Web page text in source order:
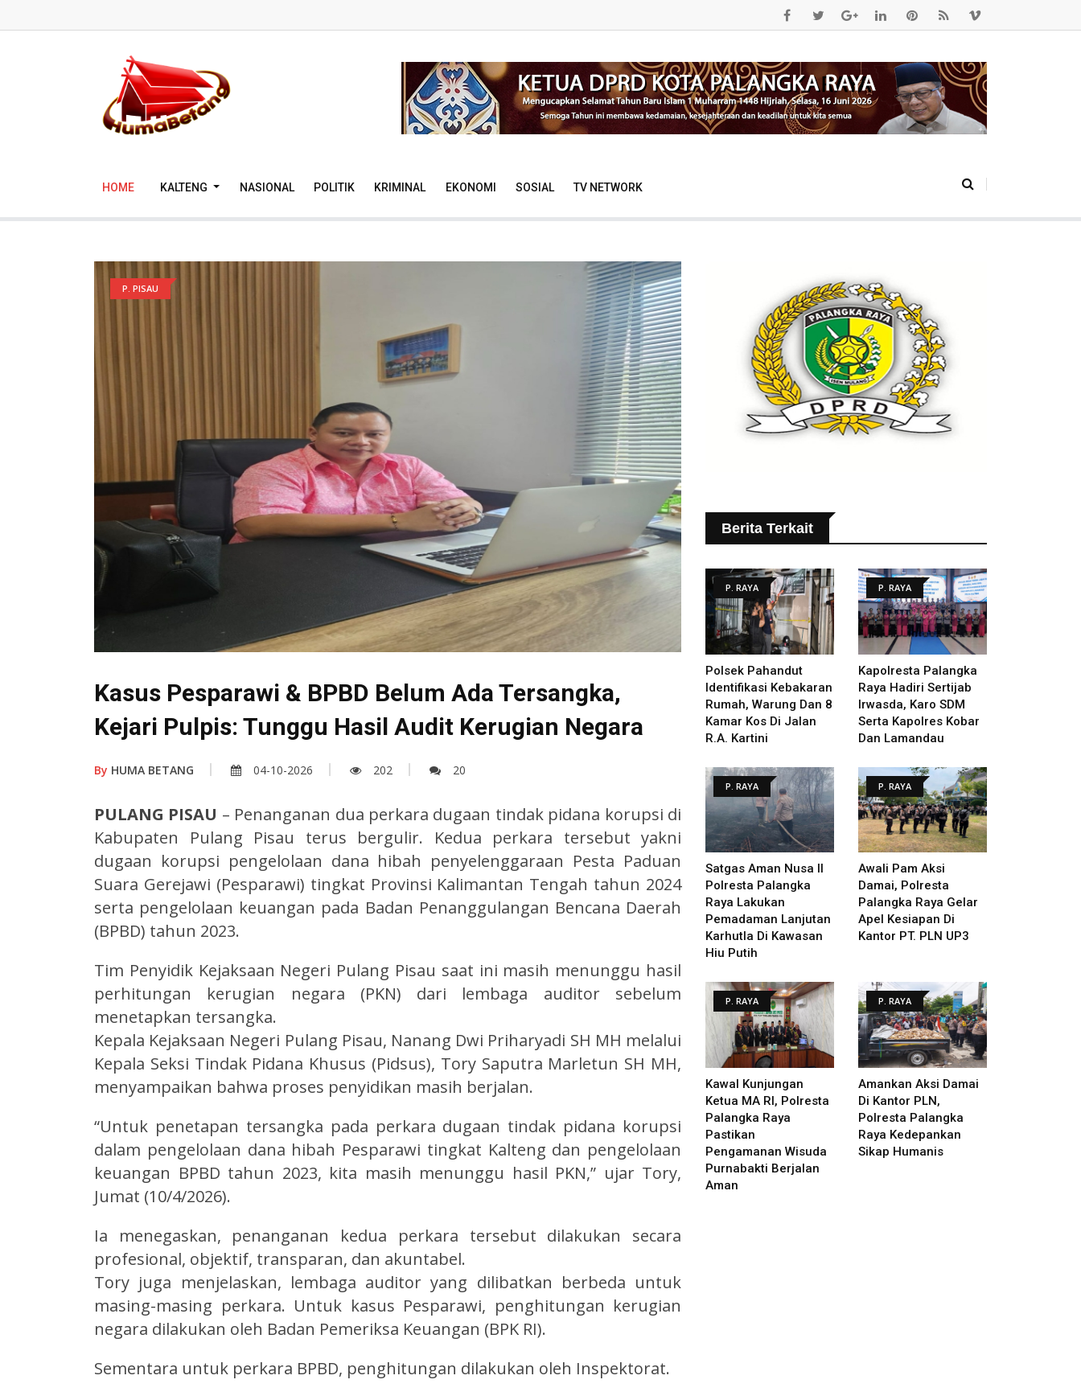
HOME KALTENG NASIONAL POLITIK KRIMINAL EKONOMI SOSIAL TV NETWORK
P. PISAU
Kasus Pesparawi & BPBD Belum Ada Tersangka,
Kejari Pulpis: Tunggu Hasil Audit Kerugian Negara
By HUMA BETANG 04-10-2026 202 20
PULANG PISAU – Penanganan dua perkara dugaan tindak pidana korupsi di
Kabupaten Pulang Pisau terus bergulir. Kedua perkara tersebut yakni
dugaan korupsi pengelolaan dana hibah penyelenggaraan Pesta Paduan
Suara Gerejawi (Pesparawi) tingkat Provinsi Kalimantan Tengah tahun 2024
serta pengelolaan keuangan pada Badan Penanggulangan Bencana Daerah
(BPBD) tahun 2023.
Tim Penyidik Kejaksaan Negeri Pulang Pisau saat ini masih menunggu hasil
perhitungan kerugian negara (PKN) dari lembaga auditor sebelum
menetapkan tersangka.
Kepala Kejaksaan Negeri Pulang Pisau, Nanang Dwi Priharyadi SH MH melalui
Kepala Seksi Tindak Pidana Khusus (Pidsus), Tory Saputra Marletun SH MH,
menyampaikan bahwa proses penyidikan masih berjalan.
“Untuk penetapan tersangka pada perkara dugaan tindak pidana korupsi
dalam pengelolaan dana hibah Pesparawi tingkat Kalteng dan pengelolaan
keuangan BPBD tahun 2023, kita masih menunggu hasil PKN,” ujar Tory,
Jumat (10/4/2026).
Ia menegaskan, penanganan kedua perkara tersebut dilakukan secara
profesional, objektif, transparan, dan akuntabel.
Tory juga menjelaskan, lembaga auditor yang dilibatkan berbeda untuk
masing-masing perkara. Untuk kasus Pesparawi, penghitungan kerugian
negara dilakukan oleh Badan Pemeriksa Keuangan (BPK RI).
Sementara untuk perkara BPBD, penghitungan dilakukan oleh Inspektorat.
Berita Terkait
P. RAYA
Polsek Pahandut
Identifikasi Kebakaran
Rumah, Warung Dan 8
Kamar Kos Di Jalan
R.A. Kartini
P. RAYA
Kapolresta Palangka
Raya Hadiri Sertijab
Irwasda, Karo SDM
Serta Kapolres Kobar
Dan Lamandau
P. RAYA
Satgas Aman Nusa II
Polresta Palangka
Raya Lakukan
Pemadaman Lanjutan
Karhutla Di Kawasan
Hiu Putih
P. RAYA
Awali Pam Aksi
Damai, Polresta
Palangka Raya Gelar
Apel Kesiapan Di
Kantor PT. PLN UP3
P. RAYA
Kawal Kunjungan
Ketua MA RI, Polresta
Palangka Raya
Pastikan
Pengamanan Wisuda
Purnabakti Berjalan
Aman
P. RAYA
Amankan Aksi Damai
Di Kantor PLN,
Polresta Palangka
Raya Kedepankan
Sikap Humanis